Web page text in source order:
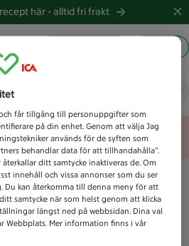
här -alltid fri frakt
idag?
error
får tillgång till personuppgifter som
på din enhet. Genom att välja Jag
används för de syften som
behandlar data för att tillhandahålla”.
ditt samtycke inaktiveras de. Om
innehåll och vissa annonser som du ser
Du kan återkomma till denna meny för att
samtycke när som helst genom att klicka
längst ned på webbsidan. Dina val
Webbplats. Mer information finns i vår